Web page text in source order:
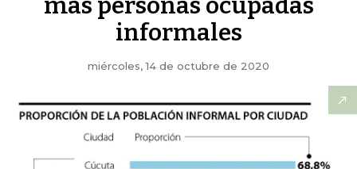
informales
miércoles, 14 de octubre de 2020